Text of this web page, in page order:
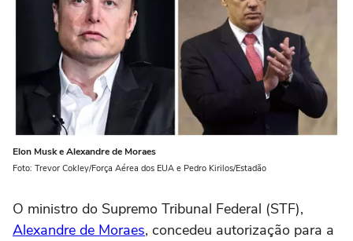
Elon Musk e Alexandre de Moraes
Foto: Trevor Cokley/Força Aérea dos EUA e Pedro Kirilos/Estadão
O ministro do Supremo Tribunal Federal (STF),
Alexandre de Moraes, concedeu autorização para a